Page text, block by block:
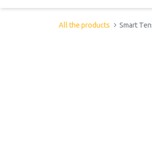
All the products Smart